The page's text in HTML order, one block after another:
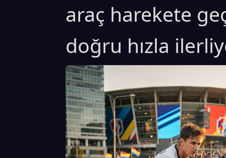
araç harekete
doğru hızla